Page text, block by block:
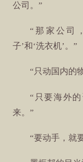
公司。”
“那家公司
子’和‘洗衣机’。”
“只动国内的
“只要海外
来。”
“要动手，就